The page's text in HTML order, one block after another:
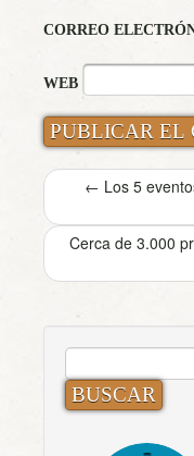
CORREO
WEB
← Los 5
Cerca de 3.000
BUSCAR: